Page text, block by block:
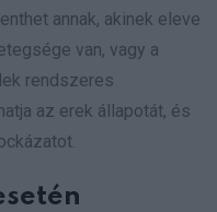
annak, akinek eleve
van, vagy a
rendszeres
az erek állapotát, és